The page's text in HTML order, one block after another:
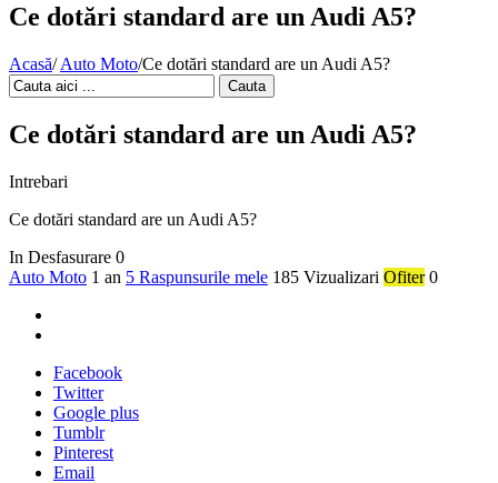
Ce dotări standard are un Audi A5?
Acasă/ Auto Moto/Ce dotări standard are un Audi A5?
Cauta
Ce dotări standard are un Audi A5?
Intrebari
Ce dotări standard are un Audi A5?
In Desfasurare 0
Auto Moto 1 an 5 Raspunsurile mele 185 Vizualizari Ofiter 0
Facebook
Twitter
Google plus
Tumblr
Pinterest
Email